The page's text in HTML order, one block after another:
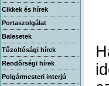
Cikkek és hírek
Portaszolgálat
Balesetek
Tűzoltósági hírek
Rendőrségi hírek
Polgármesteri interjú